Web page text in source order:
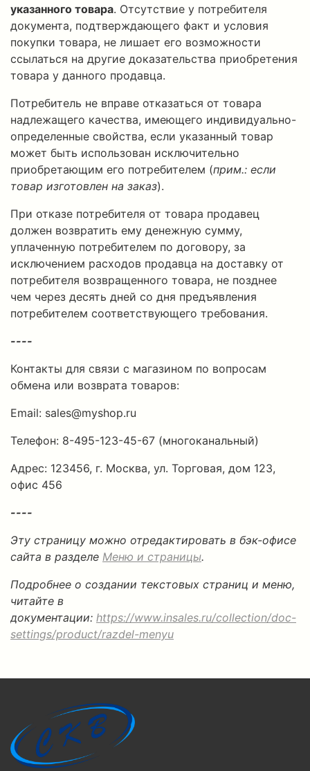
указанного товара. Отсутствие у потребителя
документа, подтверждающего факт и условия
покупки товара, не лишает его возможности
ссылаться на другие доказательства приобретения
товара у данного продавца.
Потребитель не вправе отказаться от товара
надлежащего качества, имеющего индивидуально-
определенные свойства, если указанный товар
может быть использован исключительно
приобретающим его потребителем (прим.: если
товар изготовлен на заказ).
При отказе потребителя от товара продавец
должен возвратить ему денежную сумму,
уплаченную потребителем по договору, за
исключением расходов продавца на доставку от
потребителя возвращенного товара, не позднее
чем через десять дней со дня предъявления
потребителем соответствующего требования.
----
Контакты для связи с магазином по вопросам
обмена или возврата товаров:
Email: sales@myshop.ru
Телефон: 8-495-123-45-67 (многоканальный)
Адрес: 123456, г. Москва, ул. Торговая, дом 123,
офис 456
----
Эту страницу можно отредактировать в бэк-офисе
сайта в разделе Меню и страницы.
Подробнее о создании текстовых страниц и меню,
читайте в
документации: https://www.insales.ru/collection/doc-
settings/product/razdel-menyu